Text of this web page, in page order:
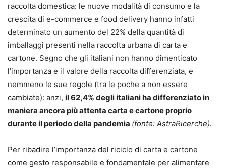
raccolta domestica: le nuove modalità di consumo e la
crescita di e-commerce e food delivery hanno infatti
determinato un aumento del 22% della quantità di
imballaggi presenti nella raccolta urbana di carta e
cartone. Segno che gli italiani non hanno dimenticato
l’importanza e il valore della raccolta differenziata, e
nemmeno le sue regole (tra le poche a non essere
cambiate): anzi, il 62,4% degli italiani ha differenziato in
maniera ancora più attenta carta e cartone proprio
durante il periodo della pandemia (fonte: AstraRicerche).
Per ribadire l’importanza del riciclo di carta e cartone
come gesto responsabile e fondamentale per alimentare